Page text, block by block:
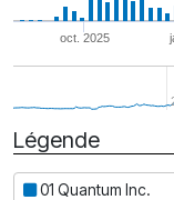
oct. 2025
Date
Légende
01 Quantum Inc.